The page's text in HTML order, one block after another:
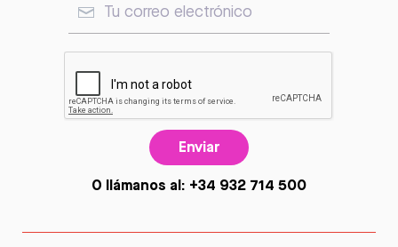
Enviar
O llámanos al: +34 932 714 500